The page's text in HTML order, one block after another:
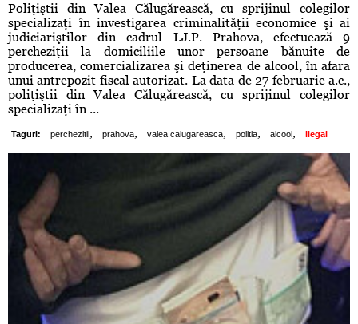
Poliţiştii din Valea Călugărească, cu sprijinul colegilor
specializaţi în investigarea criminalităţii economice şi ai
judiciariştilor din cadrul I.J.P. Prahova, efectuează 9
percheziţii la domiciliile unor persoane bănuite de
producerea, comercializarea şi deţinerea de alcool, în afara
unui antrepozit fiscal autorizat. La data de 27 februarie a.c.,
poliţiştii din Valea Călugărească, cu sprijinul colegilor
specializaţi în ...
Taguri: perchezitii, prahova, valea calugareasca, politia, alcool , ilegal